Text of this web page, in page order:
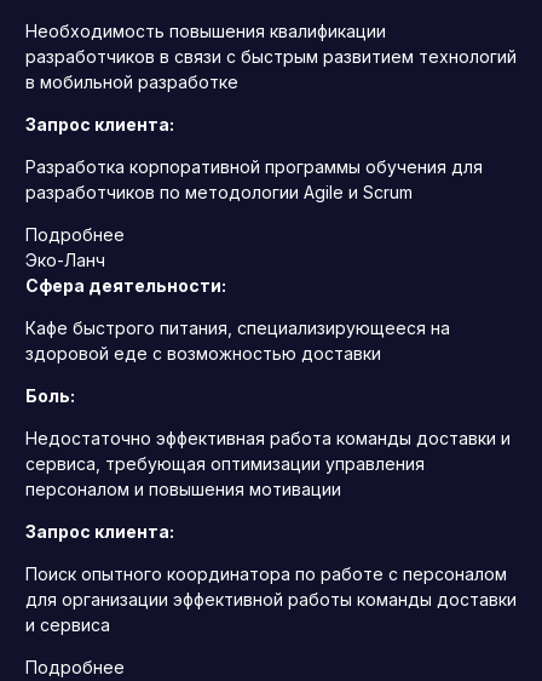
Необходимость повышения квалификации
разработчиков в связи с быстрым развитием технологий
в мобильной разработке
Запрос клиента:
Разработка корпоративной программы обучения для
разработчиков по методологии Agile и Scrum
Подробнее
Эко-Ланч
Сфера деятельности:
Кафе быстрого питания, специализирующееся на
здоровой еде с возможностью доставки
Боль:
Недостаточно эффективная работа команды доставки и
сервиса, требующая оптимизации управления
персоналом и повышения мотивации
Запрос клиента:
Поиск опытного координатора по работе с персоналом
для организации эффективной работы команды доставки
и сервиса
Подробнее